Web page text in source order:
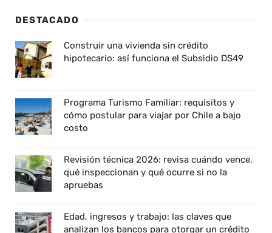
DESTACADO
Construir una vivienda sin crédito
hipotecario: así funciona el Subsidio DS49
Programa Turismo Familiar: requisitos y
cómo postular para viajar por Chile a bajo
costo
Revisión técnica 2026: revisa cuándo vence,
qué inspeccionan y qué ocurre si no la
apruebas
Edad, ingresos y trabajo: las claves que
analizan los bancos para otorgar un crédito